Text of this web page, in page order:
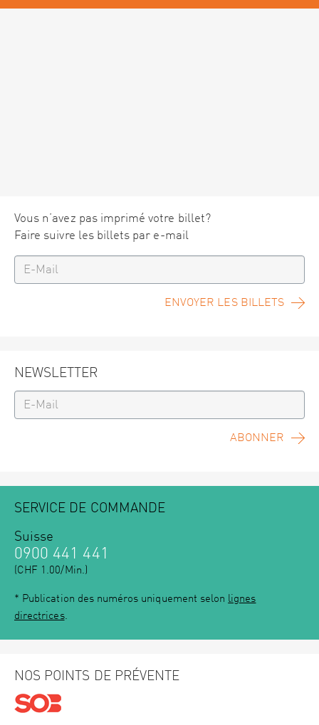
Vous n’avez pas imprimé votre billet?
Faire suivre les billets par e-mail
ENVOYER LES BILLETS
NEWSLETTER
ABONNER
SERVICE DE COMMANDE
Suisse
0900 441 441
(CHF 1.00/Min.)
* Publication des numéros uniquement selon lignes
directrices.
NOS POINTS DE PRÉVENTE